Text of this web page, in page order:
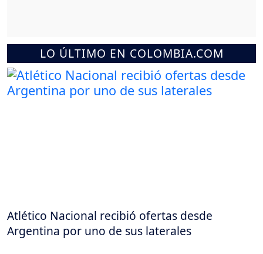
LO ÚLTIMO EN COLOMBIA.COM
Atlético Nacional recibió ofertas desde
Argentina por uno de sus laterales